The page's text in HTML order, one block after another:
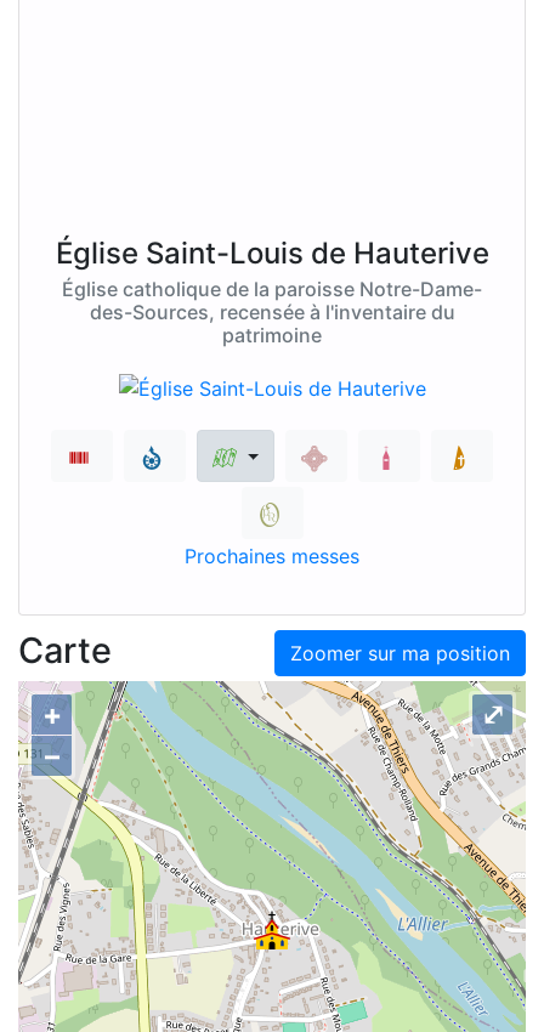
Église Saint-Louis de Hauterive
Église catholique de la paroisse Notre-Dame-
des-Sources, recensée à l'inventaire du
patrimoine
Prochaines messes
Zoomer sur ma position
Carte
+
–
⤢